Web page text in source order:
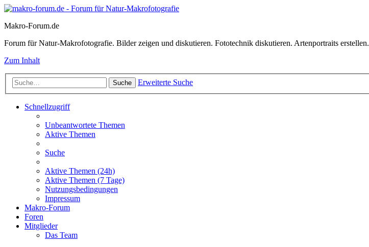
Makro-Forum.de
Forum für Natur-Makrofotografie. Bilder zeigen und diskutieren. Fototechnik diskutieren. Artenportraits erstellen.
Zum Inhalt
Suche Erweiterte Suche
Schnellzugriff
Unbeantwortete Themen
Aktive Themen
Suche
Aktive Themen (24h)
Aktive Themen (7 Tage)
Nutzungsbedingungen
Impressum
Makro-Forum
Foren
Mitglieder
Das Team